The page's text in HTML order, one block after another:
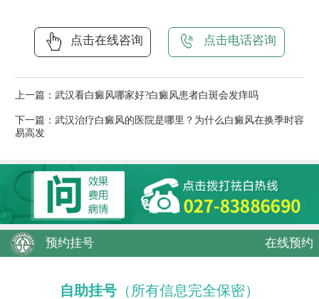
点击在线咨询 点击电话咨询
上一篇： 武汉看白癜风哪家好?白癜风患者白斑会发痒吗
下一篇： 武汉治疗白癜风的医院是哪里？为什么白癜风在换季时容
易高发
预约挂号 在线预约
自助挂号 （所有信息完全保密）